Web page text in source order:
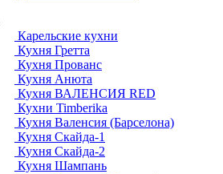
Карельские кухни
Кухня Гретта
Кухня Прованс
Кухня Анюта
Кухня ВАЛЕНСИЯ RED
Кухни Timberika
Кухня Валенсия (Барселона)
Кухня Скайда-1
Кухня Скайда-2
Кухня Шампань